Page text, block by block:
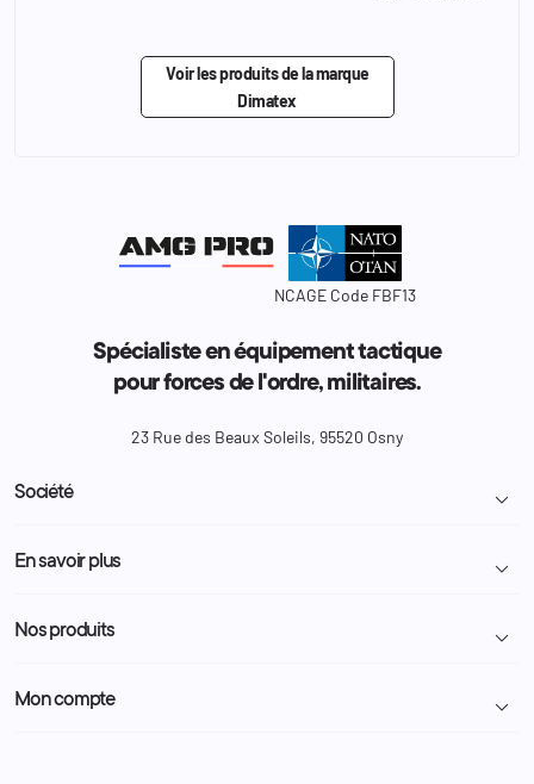
Voir les produits de la marque
Dimatex
NCAGE Code FBF13
Spécialiste en équipement tactique
pour forces de l'ordre, militaires.
23 Rue des Beaux Soleils, 95520 Osny
Société 
Livraison et retour colis
Demande de devis
Nous contacter
En savoir plus 
Programme Fidélité
Administration
Nos produits 
Police Municipale | ASVP
Mon compte 